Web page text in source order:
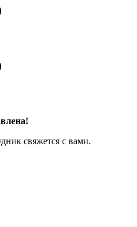
свяжется с вами.